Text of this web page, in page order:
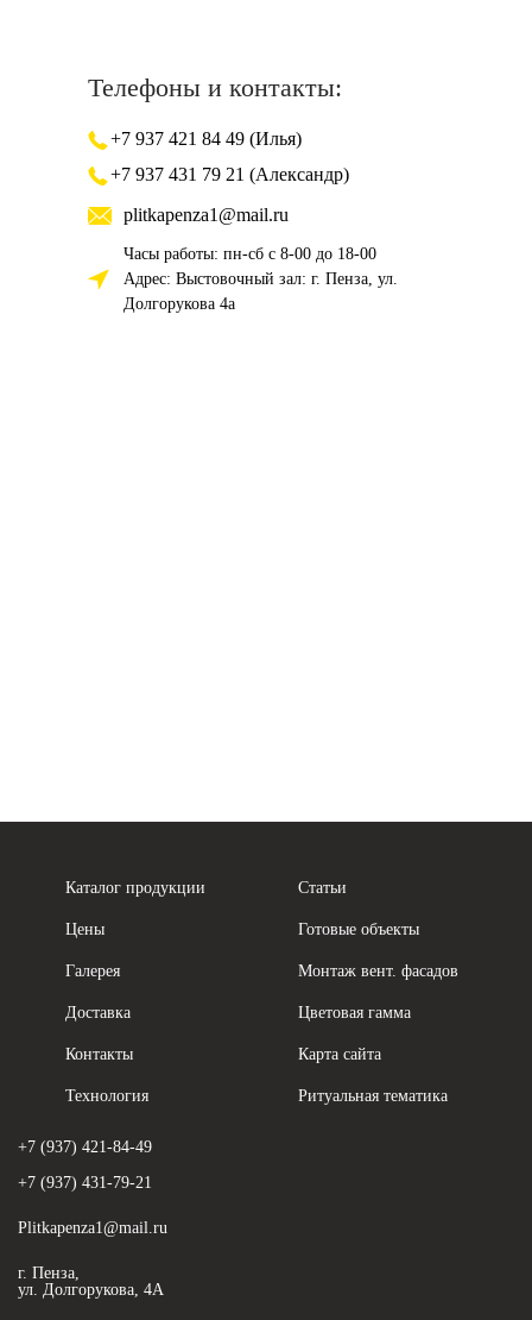
Телефоны и контакты:
+7 937 421 84 49 (Илья)
+7 937 431 79 21 (Александр)
plitkapenza1@mail.ru
Часы работы: пн-сб с 8-00 до 18-00
Адрес: Выстовочный зал: г. Пенза, ул.
Долгорукова 4а
Каталог продукции
Цены
Галерея
Доставка
Контакты
Технология
Статьи
Готовые объекты
Монтаж вент. фасадов
Цветовая гамма
Карта сайта
Ритуальная тематика
+7 (937) 421-84-49
+7 (937) 431-79-21
Plitkapenza1@mail.ru
г. Пенза,
ул. Долгорукова, 4А